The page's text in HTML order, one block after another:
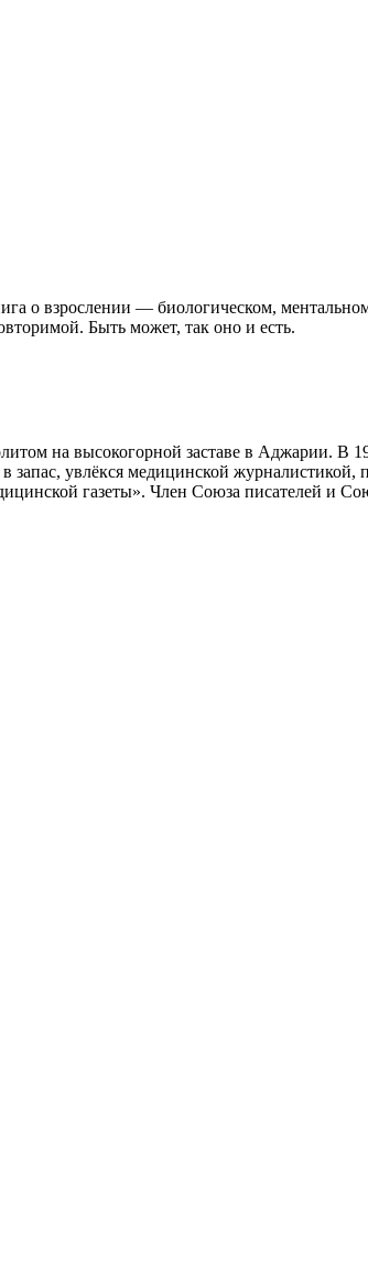
о взрослении — биологическом,
Быть может, так оно и есть.
на высокогорной заставе в Аджарии.
увлёкся медицинской журналистикой,
газеты». Член Союза писателей и